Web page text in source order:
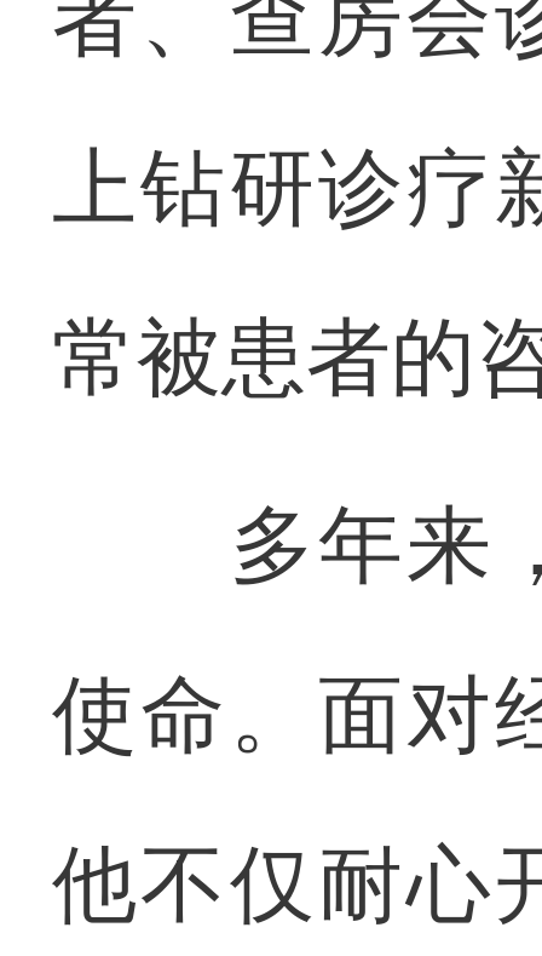
上钻研诊疗
常被患者的
多年来，
使命。面对
他不仅耐心